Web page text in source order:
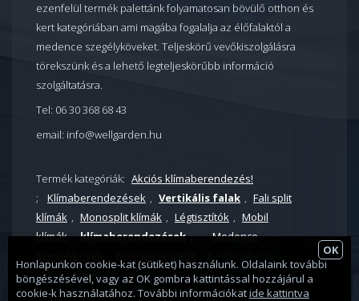
ezenfelül termék palettánk folyamatosan bövülő otthon és
kert kategóriában ami magába fogalalja az élőfalaktól a
medence szegélyköveket. Teljeskörű vevőkiszolgálásra
törekszünk és a lehető legteljeskörűbb információ
szolgáltatásra.
Tel: 06 30 368 68 43
email: info@wellgarden.hu
Termék kategóriák: Akciós klímaberendezés!
;
Klímaberendezések , Vertikális falak , Fali split
klímák , Monosplit klímák , Légtisztítók , Mobil
klímák . klímaberendezések , ,
Medence
fűtésprogram
OK
Honlapunkon cookie-kat (sütiket) használunk. Oldalaink további
böngészésével, vagy az OK gombra kattintással hozzájárul a
cookie-k használatához. További információkatide kattintva